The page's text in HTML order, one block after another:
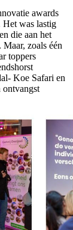
awards
Het was lastig
die aan het
zoals één
toppers
Koe Safari en
ontvangst